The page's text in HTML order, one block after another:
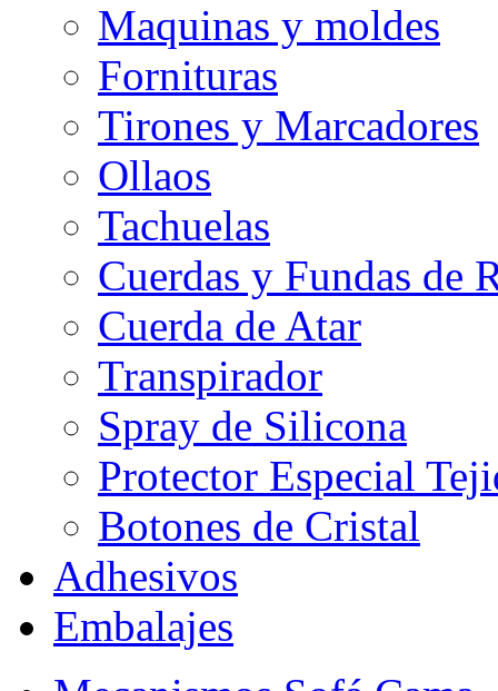
Maquinas y moldes
Fornituras
Tirones y Marcadores
Ollaos
Tachuelas
Cuerdas y Fundas de
Cuerda de Atar
Transpirador
Spray de Silicona
Protector Especial
Botones de Cristal
Adhesivos
Embalajes